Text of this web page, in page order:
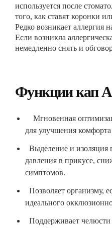
используется после
того, как ставят коронки
Редко возникает аллергия
Если возникла
немедленно снять и
Функции кап
Мгновенная
для улучшения
Выделение и изоляция
давления в прикусе,
симптомов.
Позволяет организму,
идеального
Поддерживает челюсти